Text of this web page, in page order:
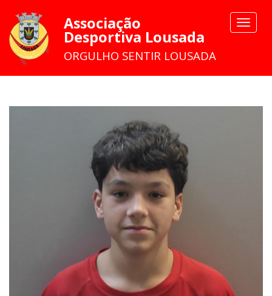
Toggle
Associação
Desportiva Lousada
ORGULHO SENTIR LOUSADA